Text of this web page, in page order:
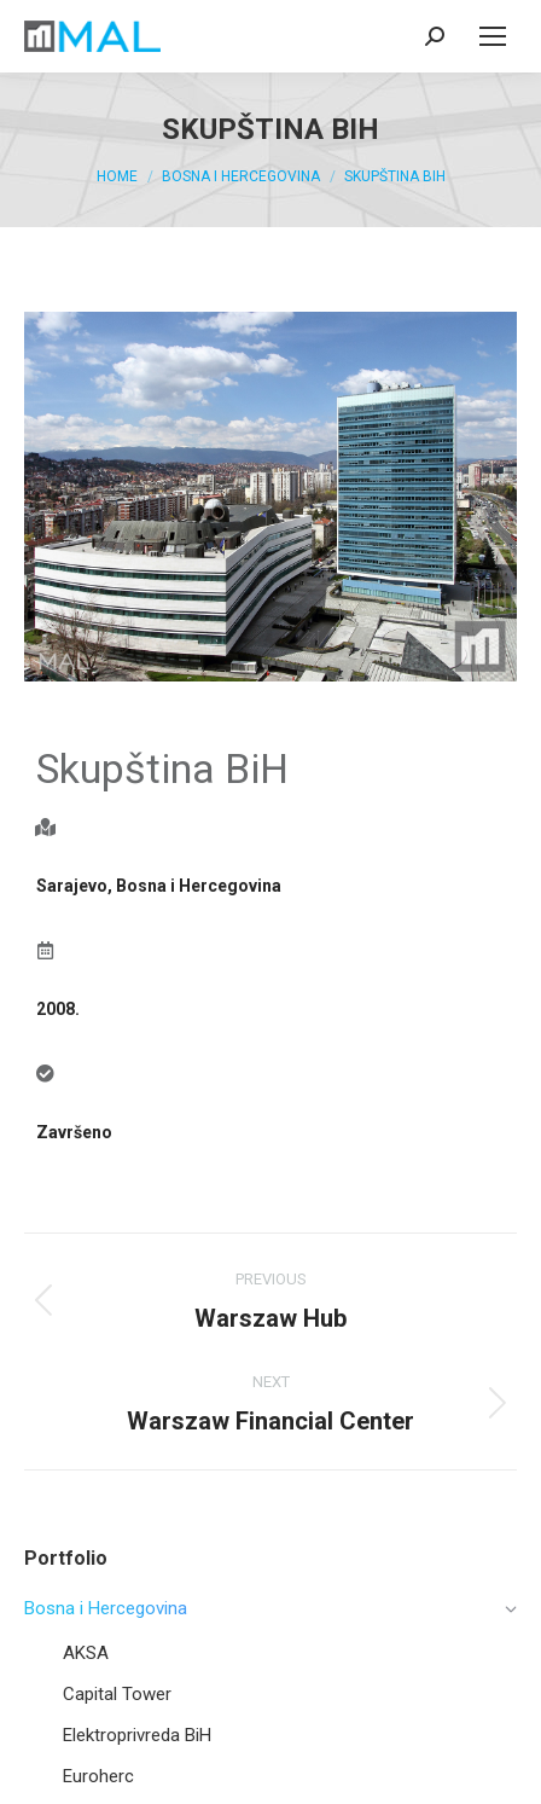
SKUPŠTINA BIH​
You are here:
HOME BOSNA I HERCEGOVINA SKUPŠTINA BIH​
Skupština BiH
Sarajevo, Bosna i Hercegovina
2008.
Završeno
PREVIOUS
Warszaw Hub
NEXT
Warszaw Financial Center
Portfolio
Bosna i Hercegovina
AKSA
Capital Tower
Elektroprivreda BiH
Euroherc